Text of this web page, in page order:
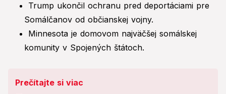
Trump ukončil ochranu pred deportáciami pre
Somálčanov od občianskej vojny.
Minnesota je domovom najväčšej somálskej
komunity v Spojených štátoch.
Prečítajte si viac